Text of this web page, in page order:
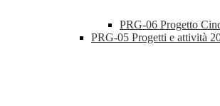
PRG-06 Progetto
PRG-05 Progetti e attività